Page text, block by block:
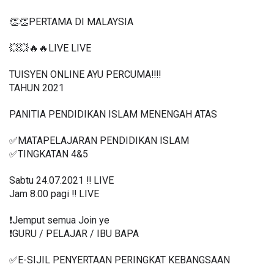
👏👏PERTAMA DI MALAYSIA
💥💥🔥🔥LIVE LIVE
TUISYEN ONLINE AYU PERCUMA‼️‼️
TAHUN 2021
PANITIA PENDIDIKAN ISLAM MENENGAH ATAS
✅MATAPELAJARAN PENDIDIKAN ISLAM
✅TINGKATAN 4&5
Sabtu 24.07.2021 ‼️ LIVE
Jam 8.00 pagi ‼️ LIVE
❗️Jemput semua Join ye
❗️GURU / PELAJAR / IBU BAPA
✅E-SIJIL PENYERTAAN PERINGKAT KEBANGSAAN